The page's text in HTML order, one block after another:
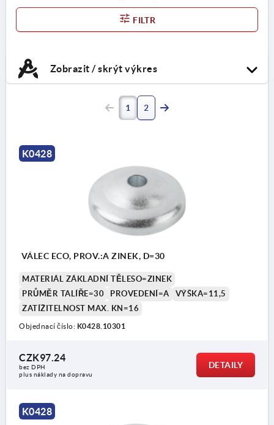
FILTR
Zobrazit / skrýt výkres
Provedení B s protiskluzovou podložkou
1 2
K0428
VÁLEC ECO, PROV.:A ZINEK, D=30
MATERIÁL ZÁKLADNÍ TĚLESO=ZINEK
PRŮMĚR TALÍŘE=30
PROVEDENÍ=A
VÝŠKA=11,5
ZATÍŽITELNOST MAX. KN=16
Objednací číslo: K0428.10301
CZK97.24
bez DPH
plus náklady na dopravu
DETAILY
K0428